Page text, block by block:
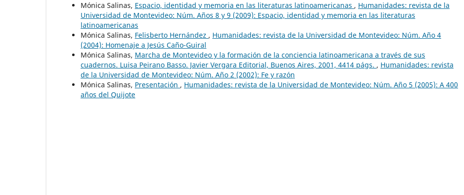
Mónica Salinas, Espacio, identidad y memoria en las literaturas latinoamericanas , Humanidades: revista de la
Universidad de Montevideo: Núm. Años 8 y 9 (2009): Espacio, identidad y memoria en las literaturas
latinoamericanas
Mónica Salinas, Felisberto Hernández , Humanidades: revista de la Universidad de Montevideo: Núm. Año 4
(2004): Homenaje a Jesús Caño-Guiral
Mónica Salinas, Marcha de Montevideo y la formación de la conciencia latinoamericana a través de sus
cuadernos. Luisa Peirano Basso. Javier Vergara Editorial, Buenos Aires, 2001, 4414 págs. , Humanidades: revista
de la Universidad de Montevideo: Núm. Año 2 (2002): Fe y razón
Mónica Salinas, Presentación , Humanidades: revista de la Universidad de Montevideo: Núm. Año 5 (2005): A 400
años del Quijote